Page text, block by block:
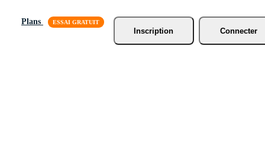
Plans
Inscription
Connecter